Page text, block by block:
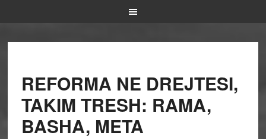
REFORMA NE DREJTESI,
TAKIM TRESH: RAMA,
BASHA, META